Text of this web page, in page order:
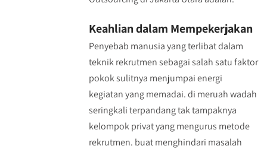
Keahlian dalam Mempekerjakan
Penyebab manusia yang terlibat dalam
teknik rekrutmen sebagai salah satu faktor
pokok sulitnya menjumpai energi
kegiatan yang memadai. di meruah wadah
seringkali terpandang tak tampaknya
kelompok privat yang mengurus metode
rekrutmen. buat menghindari masalah